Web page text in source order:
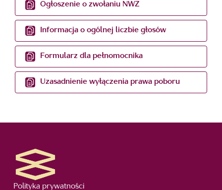
Ogłoszenie o zwołaniu NWZ
Informacja o ogólnej liczbie głosów
Formularz dla pełnomocnika
Uzasadnienie wyłączenia prawa poboru
Polityka prywatności